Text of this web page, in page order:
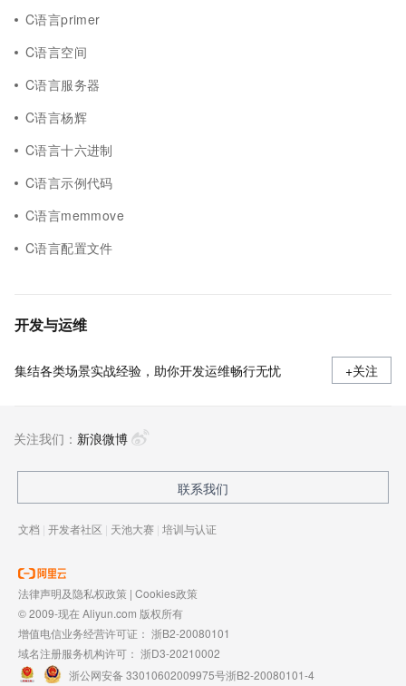
C语言primer
C语言空间
C语言服务器
C语言杨辉
C语言十六进制
C语言示例代码
C语言memmove
C语言配置文件
开发与运维
集结各类场景实战经验，助你开发运维畅行无忧 +关注
关注我们： 新浪微博
联系我们
文档 | 开发者社区 | 天池大赛 | 培训与认证
法律声明及隐私权政策 | Cookies政策
© 2009-现在 Aliyun.com 版权所有
增值电信业务经营许可证： 浙B2-20080101
域名注册服务机构许可： 浙D3-20210002
浙公网安备 33010602009975号浙B2-20080101-4